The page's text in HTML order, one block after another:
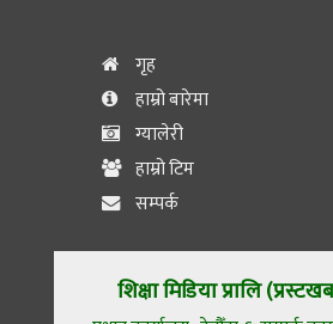
गृह
हाम्रो बारेमा
ग्यालेरी
हाम्रो टिम
सम्पर्क
शिक्षा मिडिया प्रालि